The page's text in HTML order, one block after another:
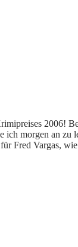
2006!
ich morgen an
Fred Vargas,